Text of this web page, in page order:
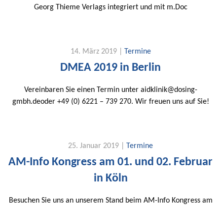
Georg Thieme Verlags integriert und mit m.Doc
14. März 2019 | Termine
DMEA 2019 in Berlin
Vereinbaren Sie einen Termin unter aidklinik@dosing-
gmbh.deoder +49 (0) 6221 – 739 270. Wir freuen uns auf Sie!
25. Januar 2019 | Termine
AM-Info Kongress am 01. und 02. Februar
in Köln
Besuchen Sie uns an unserem Stand beim AM-Info Kongress am